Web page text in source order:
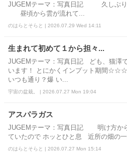
JUGEMテーマ：写真日記 久しぶり
昼頃から雲が流れて...
のはらとそらと | 2026.07.29 Wed 14:11
生まれて初めて１から担々...
JUGEMテーマ：写真日記 ども、猫澤
います！ とにかくインプット期間
いつも通り？爆 い...
宇宙の盆栽。 | 2026.07.27 Mon 19:04
アスパラガス
JUGEMテーマ：写真日記 明け方か
ていたので ホッとひと息 近所の畑の一
のはらとそらと | 2026.07.27 Mon 15:14